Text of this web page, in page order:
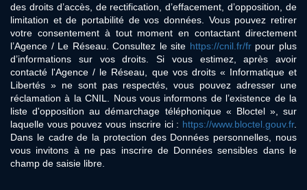
des droits d’accès, de rectification, d’effacement, d’opposition, de
limitation et de portabilité de vos données. Vous pouvez retirer
votre consentement à tout moment en contactant directement
l’Agence / Le Réseau. Consultez le site https://cnil.fr/frpour plus
d’informations sur vos droits. Si vous estimez, après avoir
contacté l'Agence / le Réseau, que vos droits « Informatique et
Libertés » ne sont pas respectés, vous pouvez adresser une
réclamation à la CNIL. Nous vous informons de l’existence de la
liste d'opposition au démarchage téléphonique « Bloctel », sur
laquelle vous pouvez vous inscrire ici : https://www.bloctel.gouv.fr.
Dans le cadre de la protection des Données personnelles, nous
vous invitons à ne pas inscrire de Données sensibles dans le
champ de saisie libre.